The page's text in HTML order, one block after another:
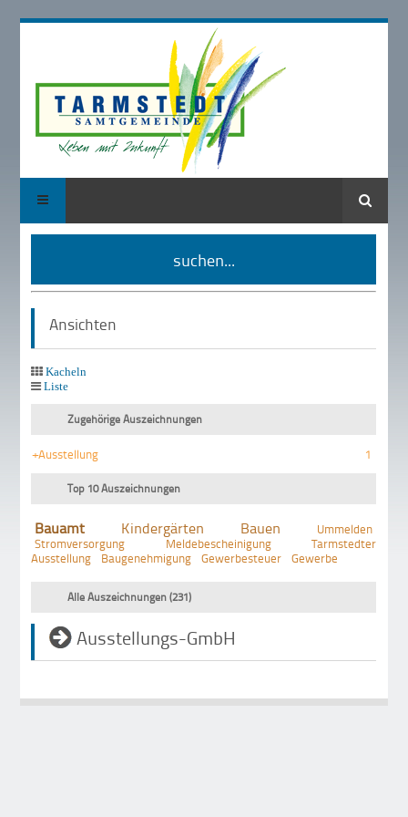
Suche
suchen...
Ansichten
Kacheln
Liste
Zugehörige Auszeichnungen
+Ausstellung 1
Top 10 Auszeichnungen
Bauamt Kindergärten Bauen
Ummelden
Stromversorgung
Meldebescheinigung
Tarmstedter
Ausstellung
Baugenehmigung Gewerbesteuer Gewerbe
Alle Auszeichnungen (231)
Ausstellungs-GmbH